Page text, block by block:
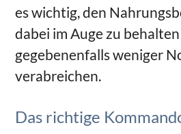
es wichtig, den
dabei im Auge zu
gegebenenfalls weniger
verabreichen.
Das richtige